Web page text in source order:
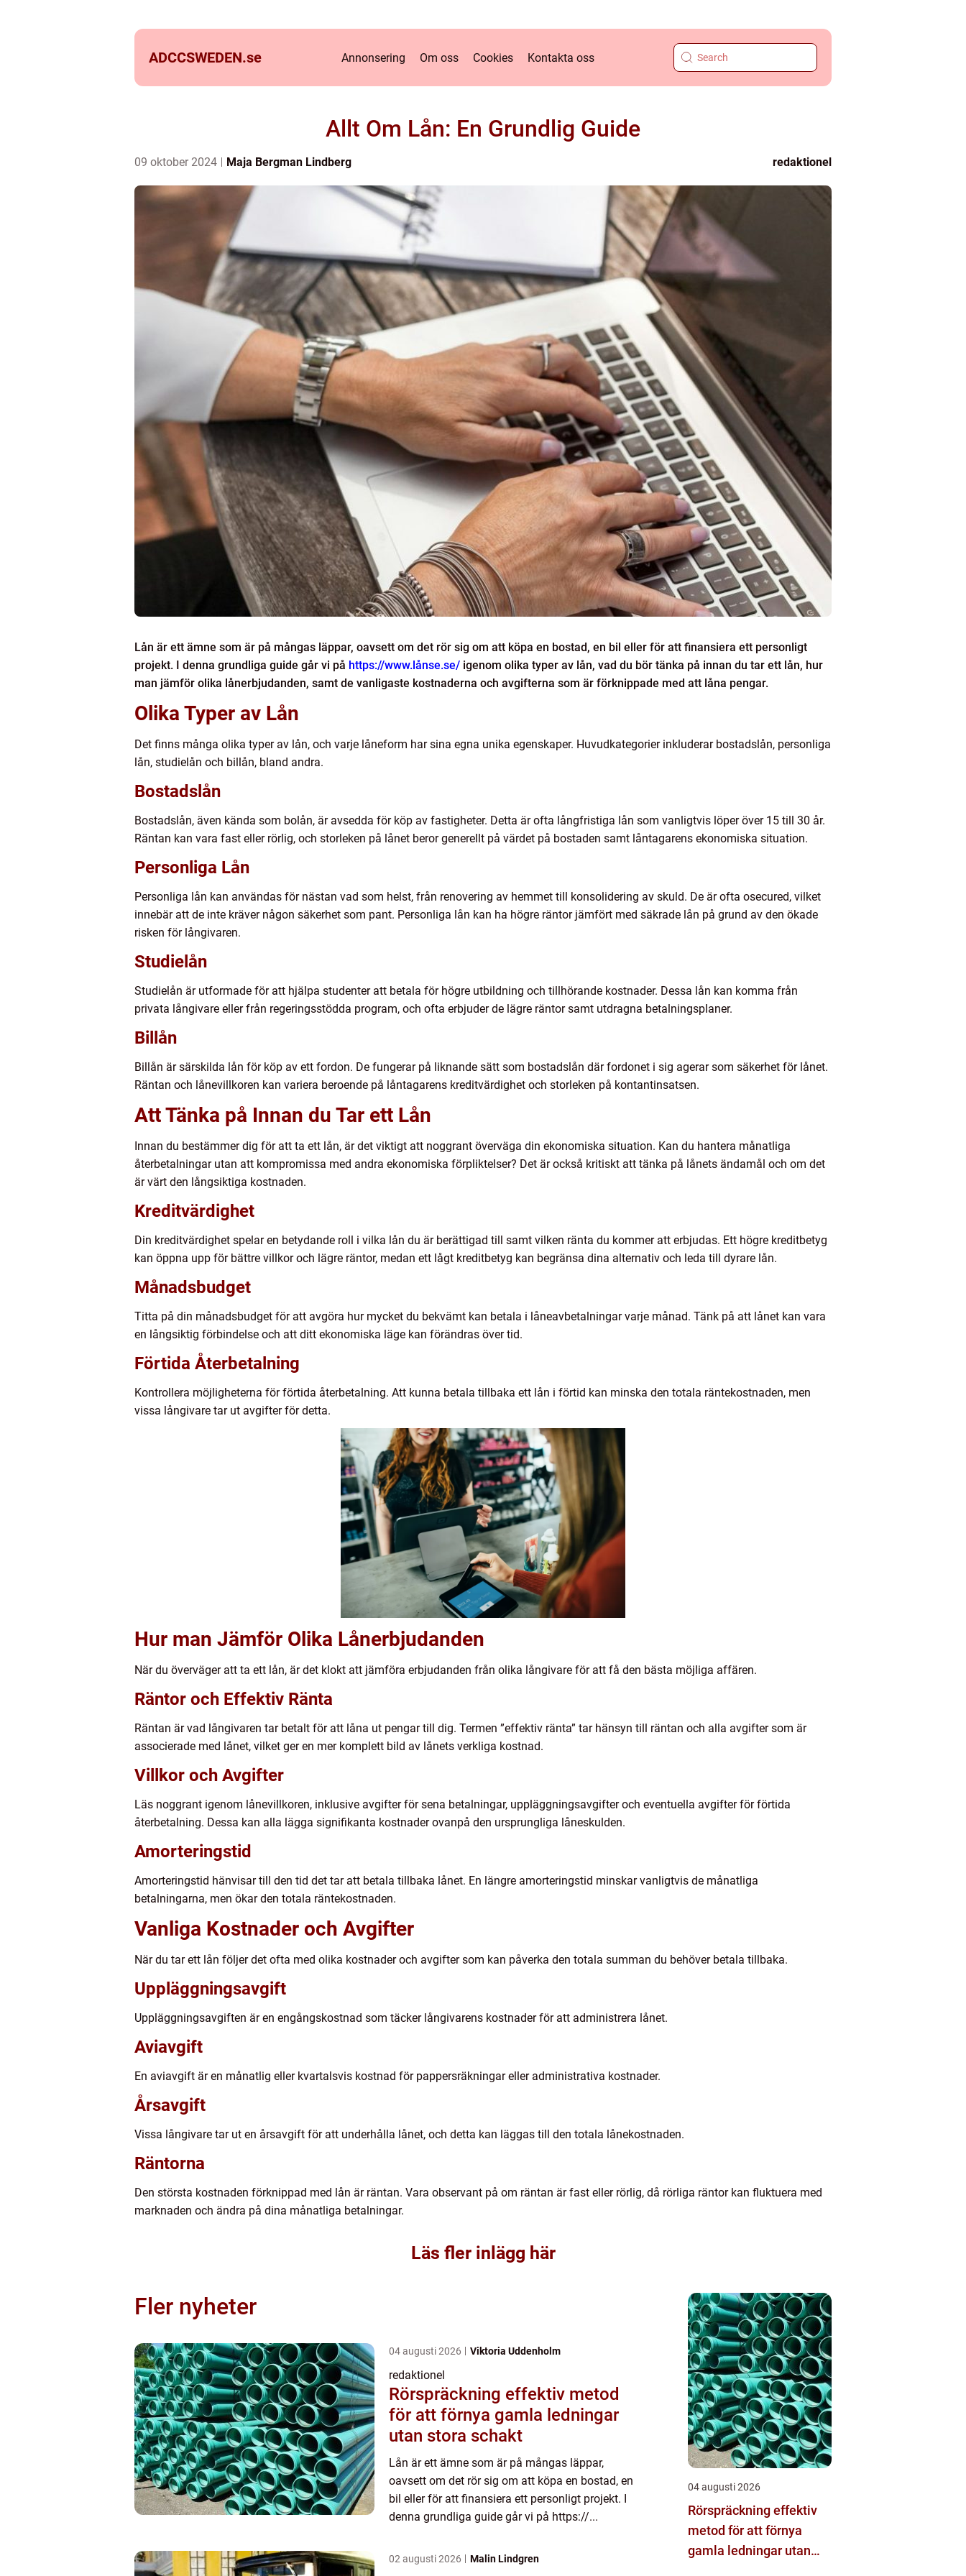
ADCCSWEDEN.se Annonsering Om oss Cookies Kontakta oss
Allt Om Lån: En Grundlig Guide
09 oktober 2024 Maja Bergman Lindberg redaktionel
Lån är ett ämne som är på mångas läppar, oavsett om det rör sig om att köpa en bostad, en bil eller för att finansiera ett personligt
projekt. I denna grundliga guide går vi på https://www.lånse.se/ igenom olika typer av lån, vad du bör tänka på innan du tar ett lån, hur
man jämför olika lånerbjudanden, samt de vanligaste kostnaderna och avgifterna som är förknippade med att låna pengar.
Olika Typer av Lån
Det finns många olika typer av lån, och varje låneform har sina egna unika egenskaper. Huvudkategorier inkluderar bostadslån, personliga
lån, studielån och billån, bland andra.
Bostadslån
Bostadslån, även kända som bolån, är avsedda för köp av fastigheter. Detta är ofta långfristiga lån som vanligtvis löper över 15 till 30 år.
Räntan kan vara fast eller rörlig, och storleken på lånet beror generellt på värdet på bostaden samt låntagarens ekonomiska situation.
Personliga Lån
Personliga lån kan användas för nästan vad som helst, från renovering av hemmet till konsolidering av skuld. De är ofta osecured, vilket
innebär att de inte kräver någon säkerhet som pant. Personliga lån kan ha högre räntor jämfört med säkrade lån på grund av den ökade
risken för långivaren.
Studielån
Studielån är utformade för att hjälpa studenter att betala för högre utbildning och tillhörande kostnader. Dessa lån kan komma från
privata långivare eller från regeringsstödda program, och ofta erbjuder de lägre räntor samt utdragna betalningsplaner.
Billån
Billån är särskilda lån för köp av ett fordon. De fungerar på liknande sätt som bostadslån där fordonet i sig agerar som säkerhet för lånet.
Räntan och lånevillkoren kan variera beroende på låntagarens kreditvärdighet och storleken på kontantinsatsen.
Att Tänka på Innan du Tar ett Lån
Innan du bestämmer dig för att ta ett lån, är det viktigt att noggrant överväga din ekonomiska situation. Kan du hantera månatliga
återbetalningar utan att kompromissa med andra ekonomiska förpliktelser? Det är också kritiskt att tänka på lånets ändamål och om det
är värt den långsiktiga kostnaden.
Kreditvärdighet
Din kreditvärdighet spelar en betydande roll i vilka lån du är berättigad till samt vilken ränta du kommer att erbjudas. Ett högre kreditbetyg
kan öppna upp för bättre villkor och lägre räntor, medan ett lågt kreditbetyg kan begränsa dina alternativ och leda till dyrare lån.
Månadsbudget
Titta på din månadsbudget för att avgöra hur mycket du bekvämt kan betala i låneavbetalningar varje månad. Tänk på att lånet kan vara
en långsiktig förbindelse och att ditt ekonomiska läge kan förändras över tid.
Förtida Återbetalning
Kontrollera möjligheterna för förtida återbetalning. Att kunna betala tillbaka ett lån i förtid kan minska den totala räntekostnaden, men
vissa långivare tar ut avgifter för detta.
Hur man Jämför Olika Lånerbjudanden
När du överväger att ta ett lån, är det klokt att jämföra erbjudanden från olika långivare för att få den bästa möjliga affären.
Räntor och Effektiv Ränta
Räntan är vad långivaren tar betalt för att låna ut pengar till dig. Termen ”effektiv ränta” tar hänsyn till räntan och alla avgifter som är
associerade med lånet, vilket ger en mer komplett bild av lånets verkliga kostnad.
Villkor och Avgifter
Läs noggrant igenom lånevillkoren, inklusive avgifter för sena betalningar, uppläggningsavgifter och eventuella avgifter för förtida
återbetalning. Dessa kan alla lägga signifikanta kostnader ovanpå den ursprungliga låneskulden.
Amorteringstid
Amorteringstid hänvisar till den tid det tar att betala tillbaka lånet. En längre amorteringstid minskar vanligtvis de månatliga
betalningarna, men ökar den totala räntekostnaden.
Vanliga Kostnader och Avgifter
När du tar ett lån följer det ofta med olika kostnader och avgifter som kan påverka den totala summan du behöver betala tillbaka.
Uppläggningsavgift
Uppläggningsavgiften är en engångskostnad som täcker långivarens kostnader för att administrera lånet.
Aviavgift
En aviavgift är en månatlig eller kvartalsvis kostnad för pappersräkningar eller administrativa kostnader.
Årsavgift
Vissa långivare tar ut en årsavgift för att underhålla lånet, och detta kan läggas till den totala lånekostnaden.
Räntorna
Den största kostnaden förknippad med lån är räntan. Vara observant på om räntan är fast eller rörlig, då rörliga räntor kan fluktuera med
marknaden och ändra på dina månatliga betalningar.
Läs fler inlägg här
Fler nyheter
04 augusti 2026 Viktoria Uddenholm
redaktionel
Rörspräckning effektiv metod
för att förnya gamla ledningar
utan stora schakt
Lån är ett ämne som är på mångas läppar,
oavsett om det rör sig om att köpa en bostad, en
bil eller för att finansiera ett personligt projekt. I
denna grundliga guide går vi på https://...
02 augusti 2026 Malin Lindgren
04 augusti 2026
Rörspräckning effektiv
metod för att förnya
gamla ledningar utan